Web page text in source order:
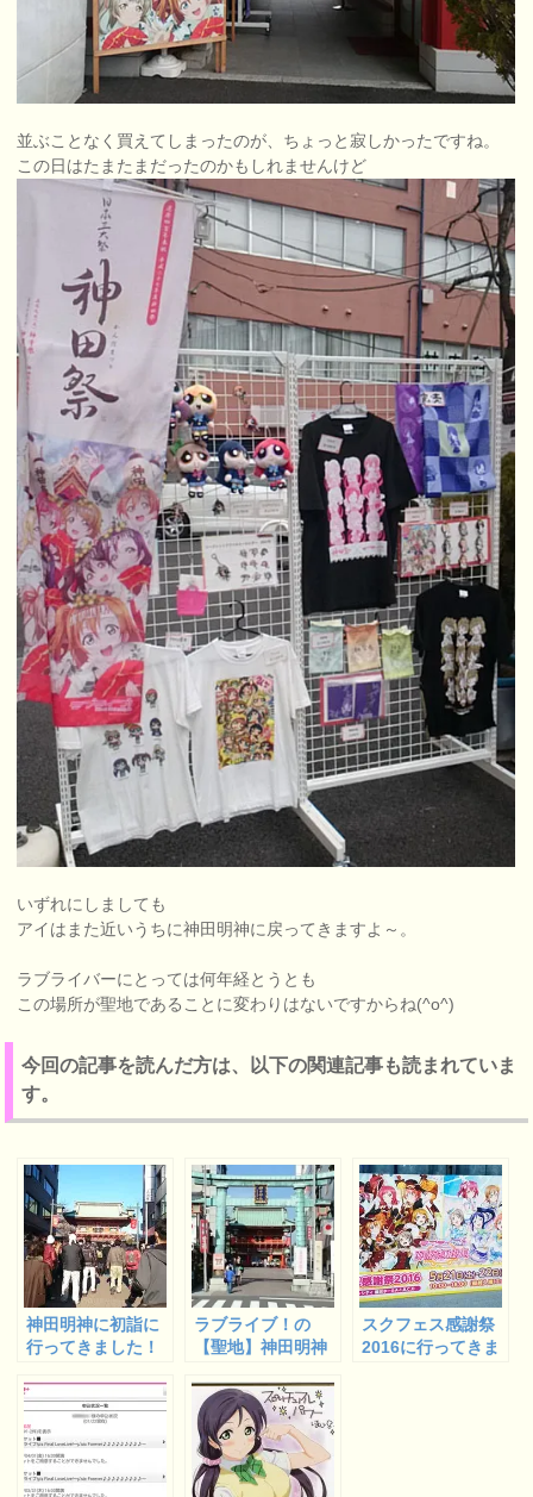
並ぶことなく買えてしまったのが、ちょっと寂しかったですね。
この日はたまたまだったのかもしれませんけど
いずれにしましても
アイはまた近いうちに神田明神に戻ってきますよ～。
ラブライバーにとっては何年経とうとも
この場所が聖地であることに変わりはないですからね(^o^)
今回の記事を読んだ方は、以下の関連記事も読まれていま
す。
神田明神に初詣に
行ってきました！
ラブライブ！の
【聖地】神田明神
た！
スクフェス感謝祭
2016に行ってきま